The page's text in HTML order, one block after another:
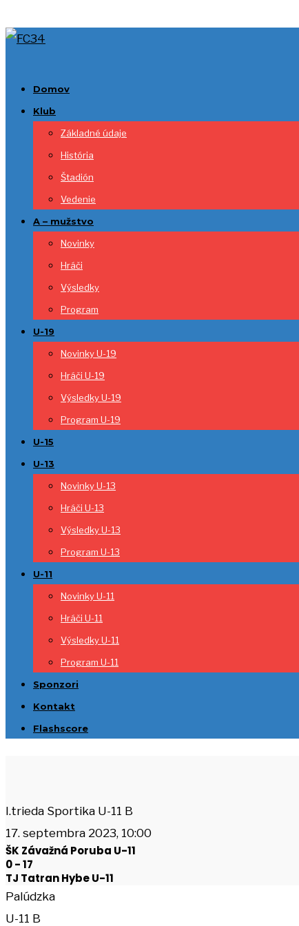
Domov
Klub
Základné údaje
História
Štadión
Vedenie
A – mužstvo
Novinky
Hráči
Výsledky
Program
U-19
Novinky U-19
Hráči U-19
Výsledky U-19
Program U-19
U-15
U-13
Novinky U-13
Hráči U-13
Výsledky U-13
Program U-13
U-11
Novinky U-11
Hráči U-11
Výsledky U-11
Program U-11
Sponzori
Kontakt
Flashscore
I.trieda Sportika U-11 B
17. septembra 2023, 10:00
ŠK Závažná Poruba U-11
0-17
TJ Tatran Hybe U-11
Palúdzka
U-11 B